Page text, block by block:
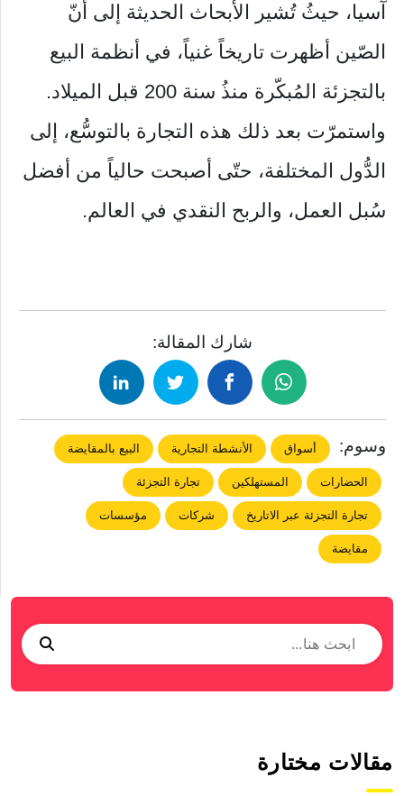
آسيا، حيثُ تُشير الأبحاث الحديثة إلى أنّ
الصّين أظهرت تاريخاً غنياً، في أنظمة البيع
بالتجزئة المُبكّرة منذُ سنة 200 قبل الميلاد.
واستمرّت بعد ذلك هذه التجارة بالتوسُّع، إلى
الدُّول المختلفة، حتّى أصبحت حالياً من أفضل
سُبل العمل، والربح النقدي في العالم.
شارك المقالة:
وسوم: أسواق الأنشطة التجارية البيع بالمقايضة
الحضارات المستهلكين تجارة التجزئة
تجارة التجزئة عبر الاتاريخ شركات مؤسسات
مقايضة
مقالات مختارة